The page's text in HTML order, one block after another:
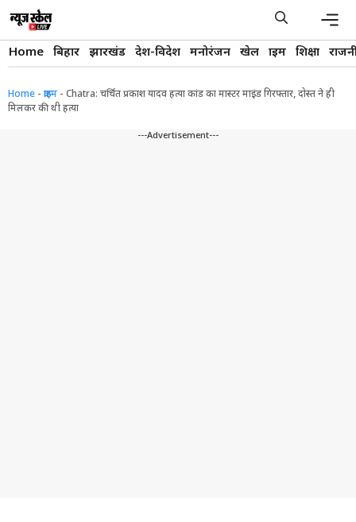
content
Home बिहार झारखंड देश-विदेश मनोरंजन खेल क्राइम शिक्षा
Home - क्राइम - Chatra: चर्चित प्रकाश यादव हत्या कांड का मास्टर माइंड गिरफ्तार, दोस्त ने ही
मिलकर की थी हत्या
---Advertisement---